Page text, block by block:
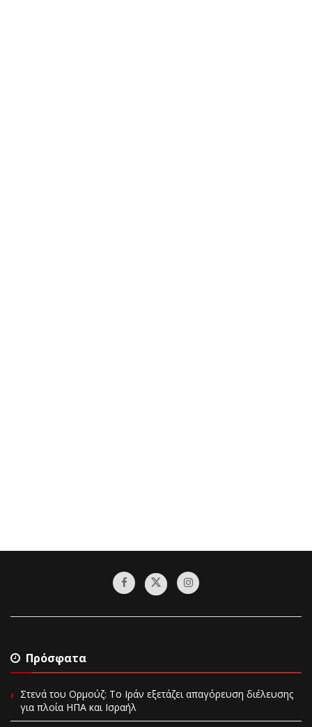
Πρόσφατα
Στενά του Ορμούζ: Το Ιράν εξετάζει απαγόρευση διέλευσης
για πλοία ΗΠΑ και Ισραήλ